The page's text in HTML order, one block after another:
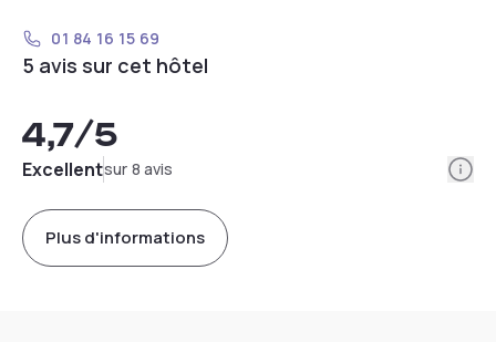
01 84 16 15 69
5 avis sur cet hôtel
4,7/5
Excellentsur 8 avis
Plus d'informations